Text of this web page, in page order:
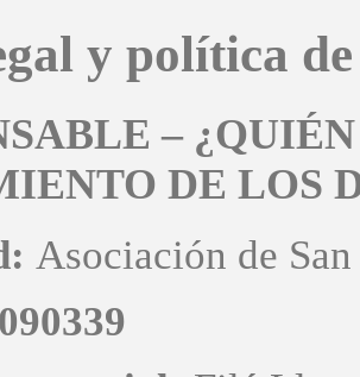
y política
–
DE LOS
Asociación de